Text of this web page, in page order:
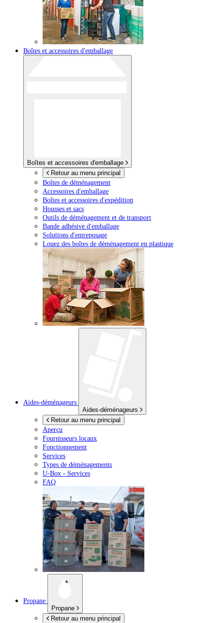
Boîtes et accessoires d'emballage
Boîtes et accessoires d'emballage
Retour au menu principal
Boîtes de déménagement
Accessoires d'emballage
Boîtes et accessoires d'expédition
Housses et sacs
Outils de déménagement et de transport
Bande adhésive d'emballage
Solutions d'entreposage
Louez des boîtes de déménagement en plastique
Aides-déménageurs
Aides-déménageurs
Retour au menu principal
Aperçu
Fournisseurs locaux
Fonctionnement
Services
Types de déménagements
U-Box - Services
FAQ
Propane
Propane
Retour au menu principal